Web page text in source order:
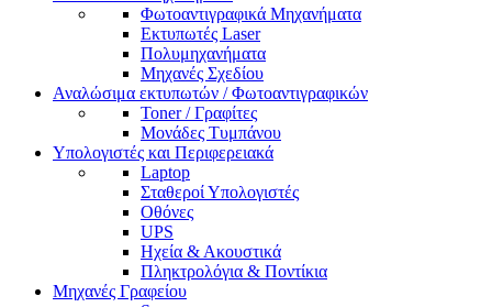
Φωτοαντιγραφικά Μηχανήματα
Εκτυπωτές Laser
Πολυμηχανήματα
Μηχανές Σχεδίου
Αναλώσιμα εκτυπωτών / Φωτοαντιγραφικών
Toner / Γραφίτες
Μονάδες Τυμπάνου
Υπολογιστές και Περιφερειακά
Laptop
Σταθεροί Υπολογιστές
Οθόνες
UPS
Ηχεία & Ακουστικά
Πληκτρολόγια & Ποντίκια
Μηχανές Γραφείου